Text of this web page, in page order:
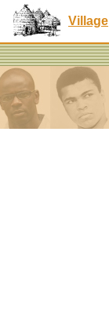
Village